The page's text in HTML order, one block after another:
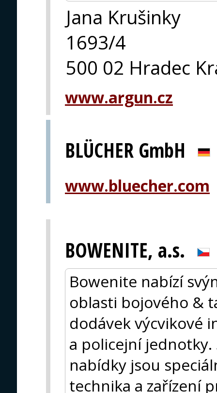
Jana Krušinky
1693/4
500 02 Hradec
www.argun.cz
BLÜCHER GmbH
www.bluecher.com
BOWENITE, a.s.
Bowenite nabízí
oblasti bojového &
dodávek výcvikové
a policejní
nabídky jsou
technika a zařízení